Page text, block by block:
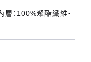
層：100%聚酯纖維・